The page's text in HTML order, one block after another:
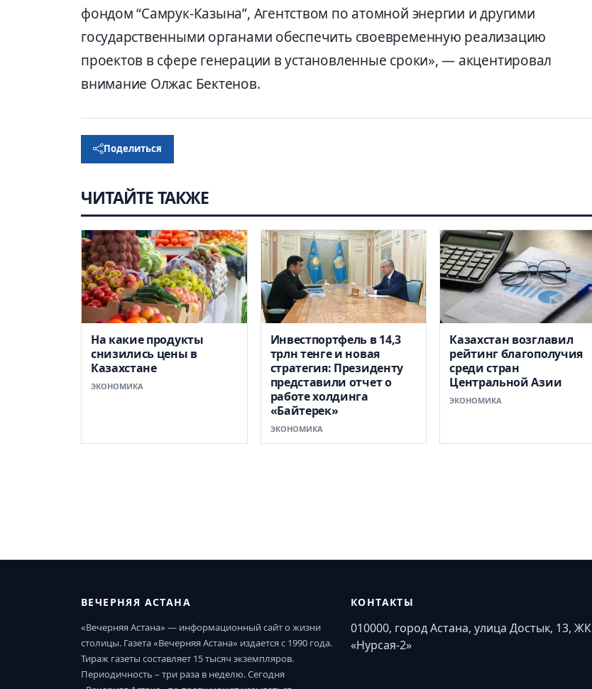
фондом “Самрук-Казына”, Агентством по атомной энергии и другими
государственными органами обеспечить своевременную реализацию
проектов в сфере генерации в установленные сроки», — акцентировал
внимание Олжас Бектенов.
Поделиться
ЧИТАЙТЕ ТАКЖЕ
На какие продукты
снизились цены в
Казахстане
ЭКОНОМИКА
Инвестпортфель в 14,3
трлн тенге и новая
стратегия: Президенту
представили отчет о
работе холдинга
«Байтерек»
ЭКОНОМИКА
Казахстан возглавил
рейтинг благополучия
среди стран
Центральной Азии
ЭКОНОМИКА
ВЕЧЕРНЯЯ АСТАНА
«Вечерняя Астана» — информационный сайт о жизни
столицы. Газета «Вечерняя Астана» издается с 1990 года.
Тираж газеты составляет 15 тысяч экземпляров.
Периодичность – три раза в неделю. Сегодня
КОНТАКТЫ
010000, город Астана, улица Достык, 13, ЖК
«Нурсая-2»